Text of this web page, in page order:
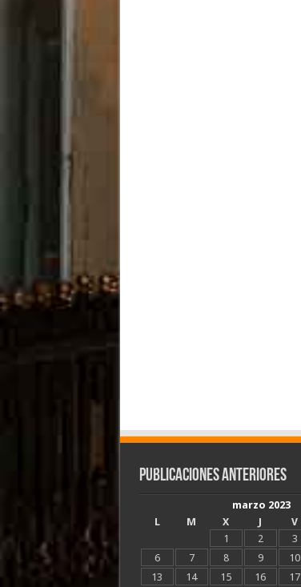
Publicaciones Anteriores
marzo 2023
L
M X J V
1
2 3
6
7 8 9 10
13
14 15 16 17